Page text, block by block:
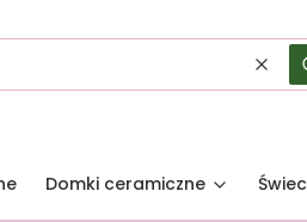
Domki ceramiczne